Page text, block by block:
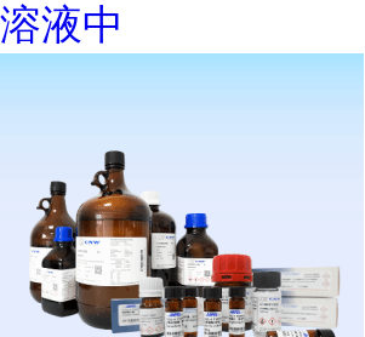
溶液中